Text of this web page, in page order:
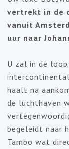
vertrekt in de
vanuit
uur naar
U zal in de
haalt na
de luchthaven
begeleidt naar
Tambo wat